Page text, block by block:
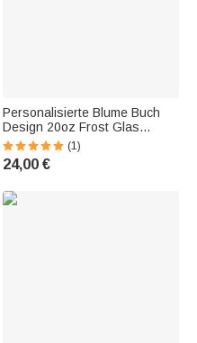
Personalisierte Blume Buch
Design 20oz Frost Glas
Becher mit Namen und Text
Geschenk für Buchliebhaber
(1)
24,00 €